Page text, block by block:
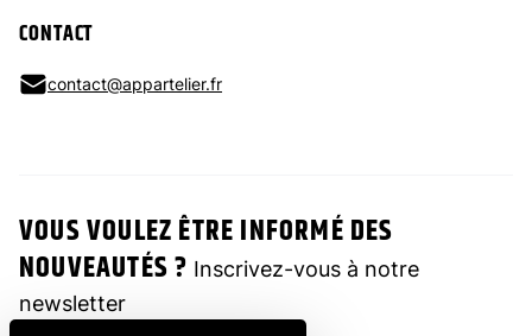
CONTACT
contact@appartelier.fr
VOUS VOULEZ ÊTRE INFORMÉ DES
NOUVEAUTÉS ? Inscrivez-vous à notre
newsletter